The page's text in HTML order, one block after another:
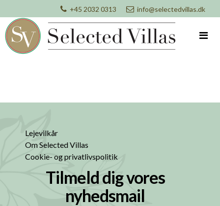
+45 2032 0313 info@selectedvillas.dk
Lejevilkår
Om Selected Villas
Cookie- og privatlivspolitik
Tilmeld dig vores
nyhedsmail